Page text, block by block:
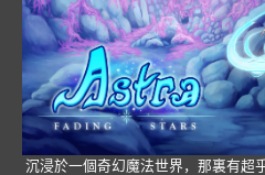
沉浸於一個奇幻魔法世界，那裏有超